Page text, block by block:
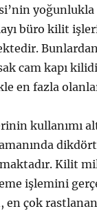
büro kilit
cam kapı
en fazla
kullanımı
Kilit
işlemini
en çok rastlanan